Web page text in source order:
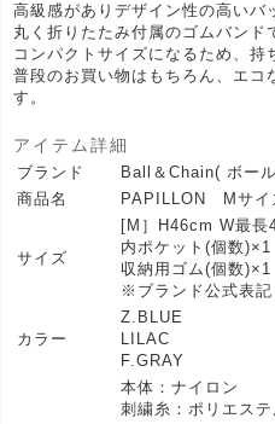
高級感がありデザイン性の高いバ
丸く折りたたみ付属のゴムバンド
コンパクトサイズになるため、持
普段のお買い物はもちろん、エコ
す。
アイテム詳細
ブランド
Ball＆Chain( ボー
商品名
PAPILLON Mサイ
サイズ
[M］H46cm W最
内ポケット(個数
収納用ゴム(個数)×1
※ブランド公式表記
カラー
Z.BLUE
LILAC
F.GRAY
本体：ナイロン
刺繍糸：ポリエステ